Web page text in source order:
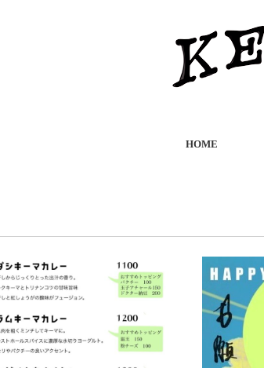
HOME